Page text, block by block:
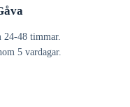
24-48 timmar.
5 vardagar.